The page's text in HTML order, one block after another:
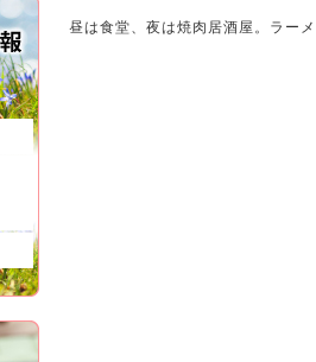
昼は食堂、夜は焼肉居酒屋。ラー